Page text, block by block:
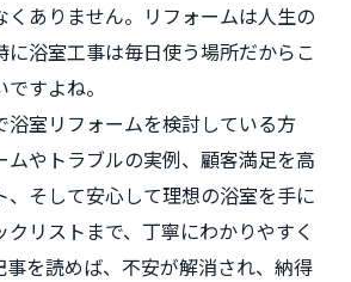
くありません。リフォームは人生の
に浴室工事は毎日使う場所だからこ
すよね。
浴室リフォームを検討している方
ムやトラブルの実例、顧客満足を高
、そして安心して理想の浴室を手に
リストまで、丁寧にわかりやすく
を読めば、不安が解消され、納得